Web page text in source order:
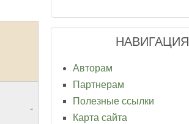
-
НАВИГАЦИЯ
Авторам
Партнерам
Полезные ссылки
Карта сайта